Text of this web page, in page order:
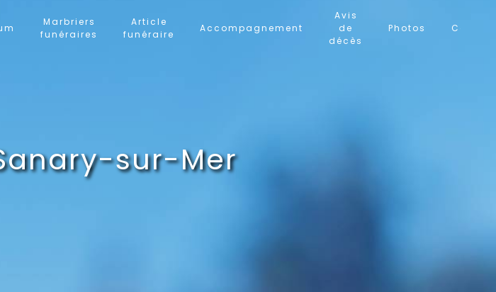
Marbriers
funéraires
Article
funéraire
Accompagnement
Avis
de
décès
Photos
sur-Mer